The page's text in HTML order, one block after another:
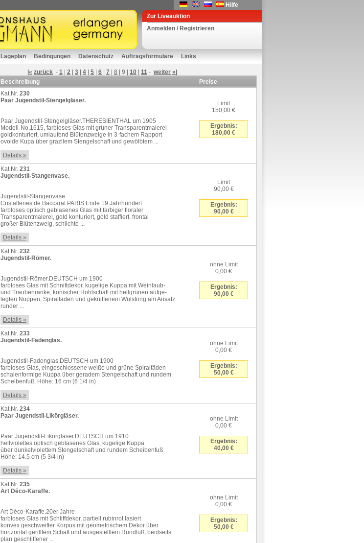
Hilfe
Zur Liveauktion
Anmelden / Registrieren
Lageplan Bedingungen Datenschutz Auftragsformulare Links
|« zurück - 1 2 3 4 5 6 7 8 9 10 11 - weiter »|
Beschreibung
Preise
Kat.Nr. 230
Paar Jugendstil-Stengelgläser.
Paar Jugendstil-Stengelgläser.THERESIENTHAL um 1905
Modell-No.1615, farbloses Glas mit grüner Transparentmalerei
goldkonturiert, umlaufend Blütenzweige in 3-fachem Rapport
ovoide Kupa über grazilem Stengelschaft und gewölbtem ...
Details »
Limit
150,00 €
Ergebnis:
180,00 €
Kat.Nr. 231
Jugendstil-Stangenvase.
Jugendstil-Stangenvase.
Cristalleries de Baccarat PARIS Ende 19.Jahrhundert
farbloses optisch geblasenes Glas mit farbiger floraler
Transparentmalerei, gold konturiert, gold staffiert, frontal
großer Blütenzweig, schlichte ...
Details »
Limit
90,00 €
Ergebnis:
90,00 €
Kat.Nr. 232
Jugendstil-Römer.
Jugendstil-Römer.DEUTSCH um 1900
farbloses Glas mit Schnittdekor, kugelige Kuppa mit Weinlaub-
und Traubenranke, konischer Hohlschaft mit hellgrünen aufge-
legten Nuppen, Spiralfaden und gekniffenem Wulstring am Ansatz
runder ...
Details »
ohne Limit
0,00 €
Ergebnis:
90,00 €
Kat.Nr. 233
Jugendstil-Fadenglas.
Jugendstil-Fadenglas.DEUTSCH um 1900
farbloses Glas, eingeschlossene weiße und grüne Spiralfäden
schalenformige Kuppa über geradem Stengelschaft und rundem
Scheibenfuß, Höhe: 16 cm (6 1/4 in)
Details »
ohne Limit
0,00 €
Ergebnis:
50,00 €
Kat.Nr. 234
Paar Jugendstil-Likörgläser.
Paar Jugendstil-Likörgläser.DEUTSCH um 1910
hellviolettes optisch geblasenes Glas, kugelige Kuppa
über dunkelviolettem Stengelschaft und rundem Scheibenfuß
Höhe: 14.5 cm (5 3/4 in)
Details »
ohne Limit
0,00 €
Ergebnis:
40,00 €
Kat.Nr. 235
Art Déco-Karaffe.
Art Déco-Karaffe.20er Jahre
farbloses Glas mit Schliffdekor, partiell rubinrot lasiert
konvex geschweifter Korpus mit geometrischem Dekor über
horizontal gerilltem Schaft und ausgestelltem Rundfuß, beidseits
plan geschliffener ...
ohne Limit
0,00 €
Ergebnis:
50,00 €